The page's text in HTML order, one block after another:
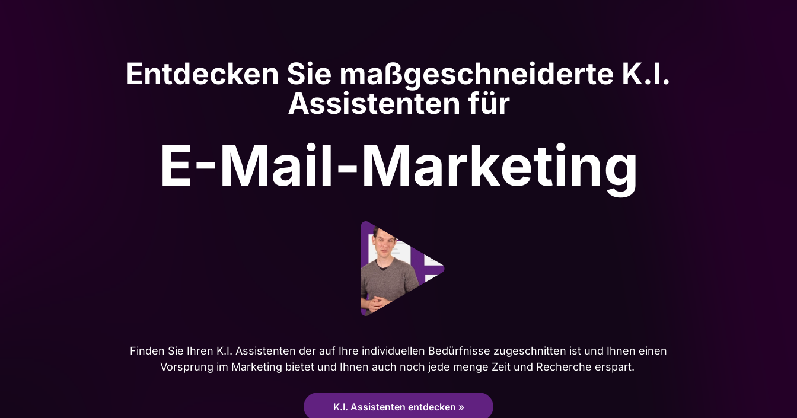
Entdecken Sie maßgeschneiderte K.I.
Assistenten für
E-Mail-Marketing
Finden Sie Ihren K.I. Assistenten der auf Ihre individuellen Bedürfnisse zugeschnitten ist und Ihnen einen
Vorsprung im Marketing bietet und Ihnen auch noch jede menge Zeit und Recherche erspart.
K.I. Assistenten entdecken »